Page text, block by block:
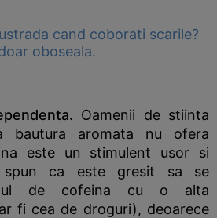
cand coborati scarile?
oboseala.
Oamenii de stiinta
bautura aromata nu ofera
este un stimulent usor si
spun ca este gresit sa se
de cofeina cu o alta
fi cea de droguri), deoarece